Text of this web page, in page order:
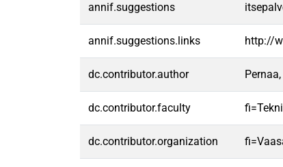
annif.suggestions
annif.suggestions.links http://
dc.contributor.author
dc.contributor.faculty
dc.contributor.organization